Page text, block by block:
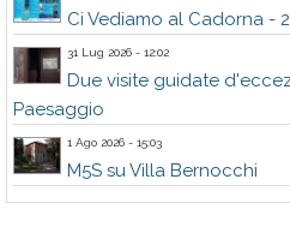
Ci Vediamo al Cadorna -
31 Lug 2026 - 12:02
Due visite guidate
Paesaggio
1 Ago 2026 - 15:03
M5S su Villa Bernocchi